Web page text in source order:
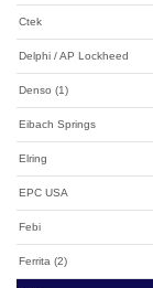
Ctek
Delphi / AP Lockheed
Denso (1)
Eibach Springs
Elring
EPC USA
Febi
Ferrita (2)